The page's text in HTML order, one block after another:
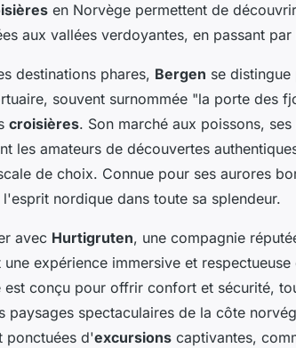
en Norvège permettent de
aux vallées verdoyantes, en passant par
destinations phares, Bergen se
souvent surnommée "la porte des
croisières. Son marché aux poissons,
les amateurs de découvertes
de choix. Connue pour ses aurores
l'esprit nordique dans toute sa splendeur.
avec Hurtigruten, une compagnie
une expérience immersive et
est conçu pour offrir confort et sécurité,
paysages spectaculaires de la côte
ponctuées d'excursions captivantes,